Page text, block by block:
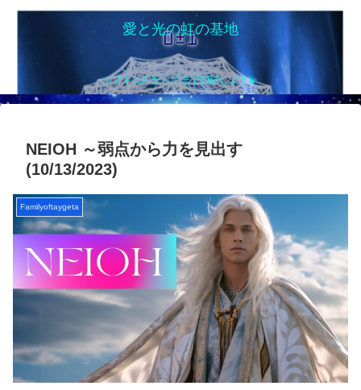
愛と光の虹の基地
シフトに向かって光で団結しよう💫
NEIOH ～弱点から力を見出す
(10/13/2023)
Familyoftaygeta